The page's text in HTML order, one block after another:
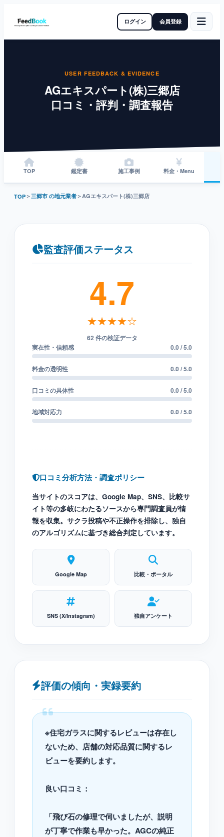
ログイン 会員登録
USER FEEDBACK & EVIDENCE
AGエキスパート(株)三郷店
口コミ・評判・調査報告
TOP 鑑定書 施工事例 料金・Menu
TOP＞三郷市 の地元業者＞AGエキスパート(株)三郷店
監査評価ステータス
4.7
★★★★☆
62 件の検証データ
実在性・信頼感
0.0 / 5.0
料金の透明性 0.0 / 5.0
口コミの具体性 0.0 / 5.0
地域対応力 0.0 / 5.0
口コミ分析方法・調査ポリシー
当サイトのスコアは、Google Map、SNS、比較サ
イト等の多岐にわたるソースから専門調査員が情
報を収集。サクラ投稿や不正操作を排除し、独自
のアルゴリズムに基づき総合判定しています。
Google Map 比較・ポータル
SNS (X/Instagram) 独自アンケート
評価の傾向・実録要約
※住宅ガラスに関するレビューは存在し
ないため、店舗の対応品質に関するレ
ビューを要約します。
良い口コミ：
「飛び石の修理で伺いましたが、説明
が丁寧で作業も早かった。AGCの純正